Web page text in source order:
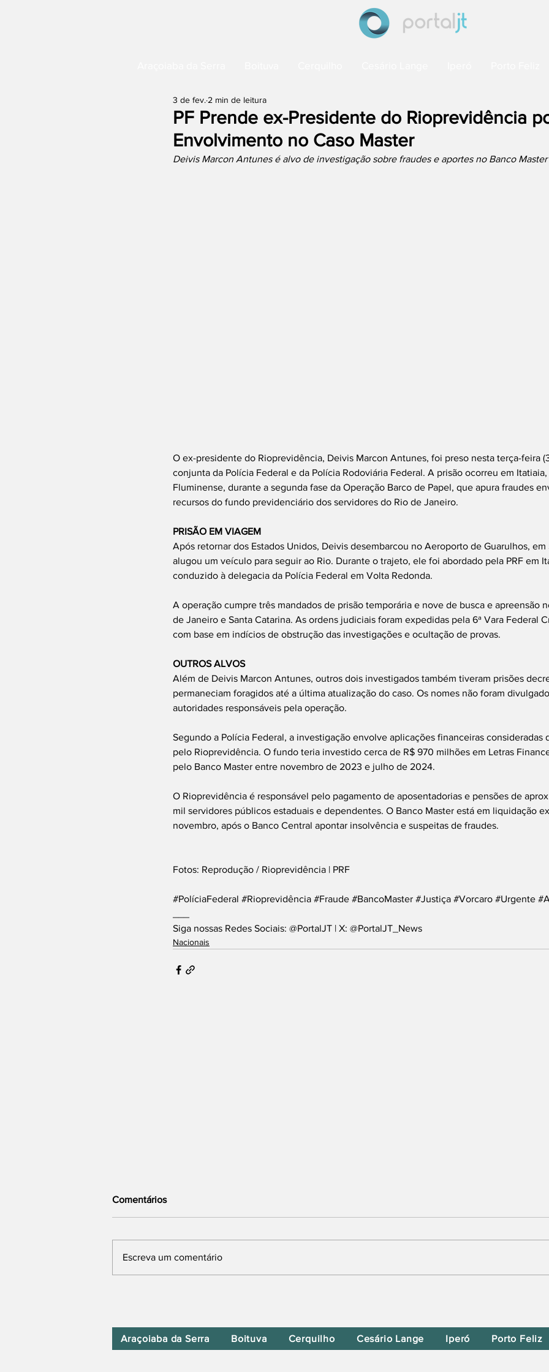
PF Prende ex-Presidente do Rioprevidência
Envolvimento no Caso Master
3 de fev. 2 min de leitura
Deivis Marcon Antunes é alvo de investigação sobre fraudes e aportes no Banco Master
O ex-presidente do Rioprevidência, Deivis Marcon Antunes, foi preso nesta terça-feira
conjunta da Polícia Federal e da Polícia Rodoviária Federal. A prisão ocorreu em
Fluminense, durante a segunda fase da Operação Barco de Papel, que apura fraudes
recursos do fundo previdenciário dos servidores do Rio de Janeiro.
PRISÃO EM VIAGEM
Após retornar dos Estados Unidos, Deivis desembarcou no Aeroporto de Guarulhos,
alugou um veículo para seguir ao Rio. Durante o trajeto, ele foi abordado pela PRF em
conduzido à delegacia da Polícia Federal em Volta Redonda.
A operação cumpre três mandados de prisão temporária e nove de busca e apreensão
de Janeiro e Santa Catarina. As ordens judiciais foram expedidas pela 6ª Vara Federal
com base em indícios de obstrução das investigações e ocultação de provas.
OUTROS ALVOS
Além de Deivis Marcon Antunes, outros dois investigados também tiveram prisões
permaneciam foragidos até a última atualização do caso. Os nomes não foram
autoridades responsáveis pela operação.
Segundo a Polícia Federal, a investigação envolve aplicações financeiras consideradas
pelo Rioprevidência. O fundo teria investido cerca de R$ 970 milhões em Letras
pelo Banco Master entre novembro de 2023 e julho de 2024.
O Rioprevidência é responsável pelo pagamento de aposentadorias e pensões de
mil servidores públicos estaduais e dependentes. O Banco Master está em liquidação
novembro, após o Banco Central apontar insolvência e suspeitas de fraudes.
Fotos: Reprodução / Rioprevidência | PRF
#PolíciaFederal #Rioprevidência #Fraude #BancoMaster #Justiça #Vorcaro #Urgente
Siga nossas Redes Sociais: @PortalJT | X: @PortalJT_News
Nacionais
Comentários
Escreva um comentário
Araçoiaba da Serra Boituva Cerquilho Cesário Lange Iperó Porto Feliz